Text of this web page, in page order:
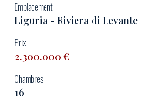
Emplacement
Liguria - Riviera di Levante
Prix
2.300.000 €
Chambres
16